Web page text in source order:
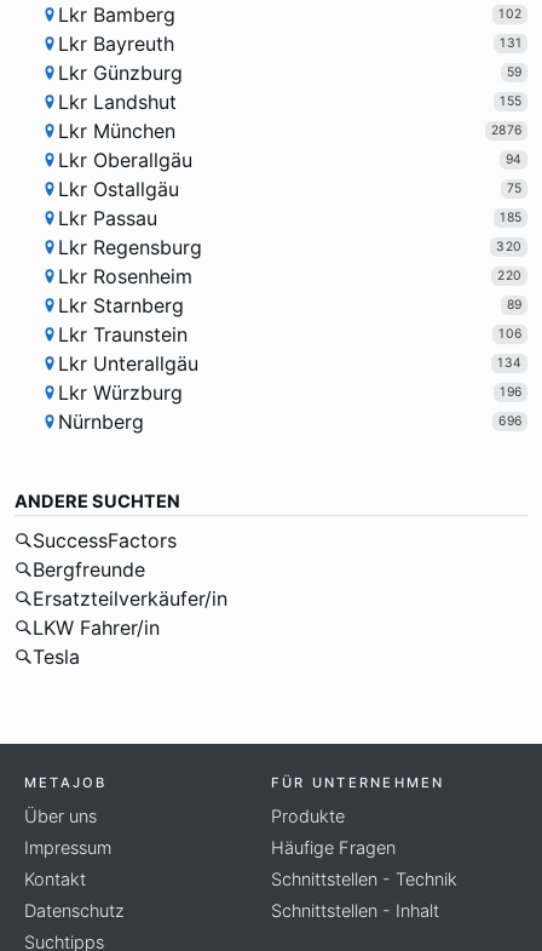
Lkr Bamberg 102
Lkr Bayreuth 131
Lkr Günzburg 59
Lkr Landshut 155
Lkr München 2876
Lkr Oberallgäu 94
Lkr Ostallgäu 75
Lkr Passau 185
Lkr Regensburg 320
Lkr Rosenheim 220
Lkr Starnberg 89
Lkr Traunstein 106
Lkr Unterallgäu 134
Lkr Würzburg 196
Nürnberg 696
ANDERE SUCHTEN
SuccessFactors
Bergfreunde
Ersatzteilverkäufer/in
LKW Fahrer/in
Tesla
METAJOB
Über uns
Impressum
Kontakt
Datenschutz
Suchtipps
FÜR UNTERNEHMEN
Produkte
Häufige Fragen
Schnittstellen - Technik
Schnittstellen - Inhalt